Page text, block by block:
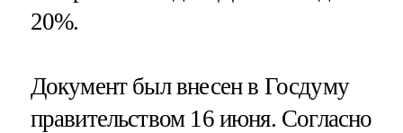
20%.
Документ был внесен в Госдуму
правительством 16 июня. Согласно